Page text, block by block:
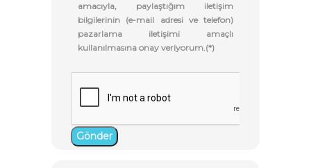
amacıyla, paylaştığım iletişim
bilgilerinin (e-mail adresi ve telefon)
pazarlama iletişimi amaçlı
kullanılmasına onay veriyorum.(*)
Gönder